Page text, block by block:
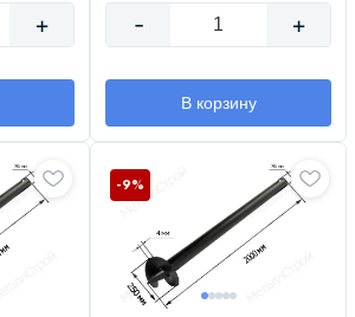
+ - +
В корзину
-9%